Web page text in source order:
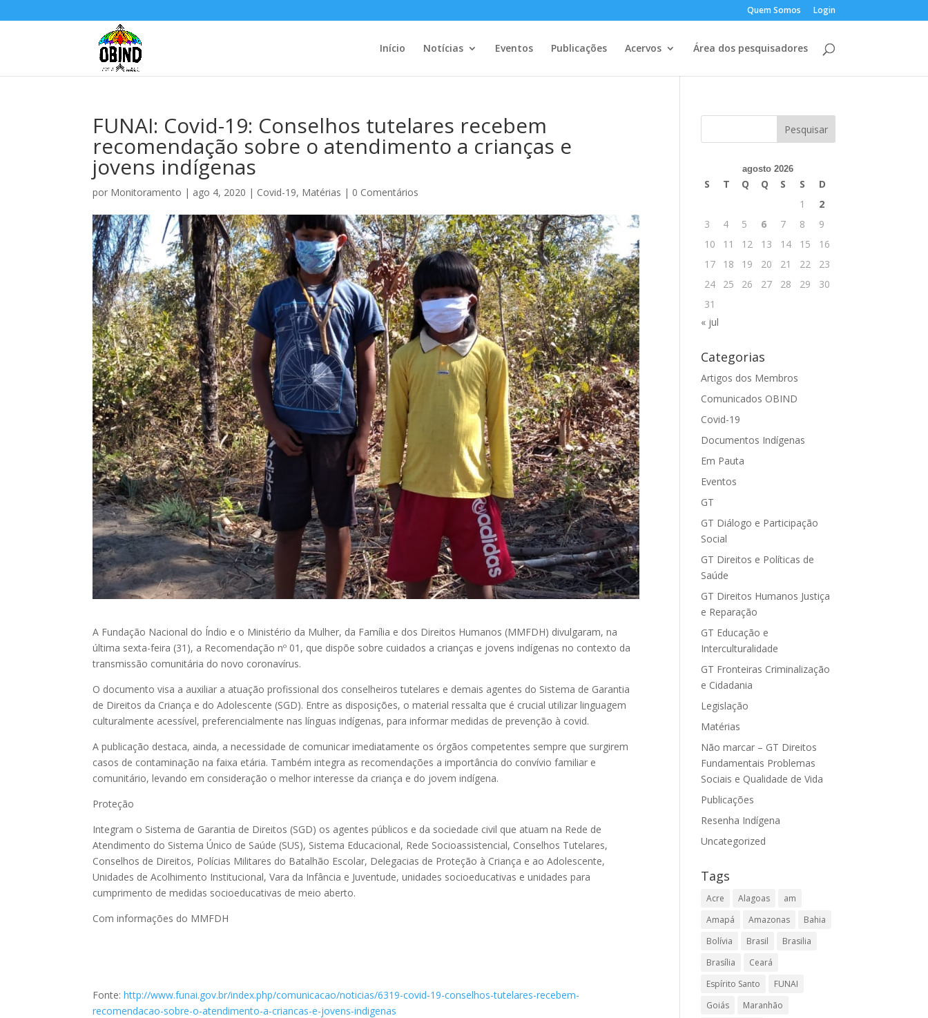
Quem Somos Login
Início Notícias Eventos Publicações Acervos Área dos pesquisadores
FUNAI: Covid-19: Conselhos tutelares recebem
recomendação sobre o atendimento a crianças e
jovens indígenas
por Monitoramento | ago 4, 2020 | Covid-19, Matérias | 0 Comentários
A Fundação Nacional do Índio e o Ministério da Mulher, da Família e dos Direitos Humanos (MMFDH) divulgaram, na
última sexta-feira (31), a Recomendação nº 01, que dispõe sobre cuidados a crianças e jovens indígenas no contexto da
transmissão comunitária do novo coronavírus.
O documento visa a auxiliar a atuação profissional dos conselheiros tutelares e demais agentes do Sistema de Garantia
de Direitos da Criança e do Adolescente (SGD). Entre as disposições, o material ressalta que é crucial utilizar linguagem
culturalmente acessível, preferencialmente nas línguas indígenas, para informar medidas de prevenção à covid.
A publicação destaca, ainda, a necessidade de comunicar imediatamente os órgãos competentes sempre que surgirem
casos de contaminação na faixa etária. Também integra as recomendações a importância do convívio familiar e
comunitário, levando em consideração o melhor interesse da criança e do jovem indígena.
Proteção
Integram o Sistema de Garantia de Direitos (SGD) os agentes públicos e da sociedade civil que atuam na Rede de
Atendimento do Sistema Único de Saúde (SUS), Sistema Educacional, Rede Socioassistencial, Conselhos Tutelares,
Conselhos de Direitos, Polícias Militares do Batalhão Escolar, Delegacias de Proteção à Criança e ao Adolescente,
Unidades de Acolhimento Institucional, Vara da Infância e Juventude, unidades socioeducativas e unidades para
cumprimento de medidas socioeducativas de meio aberto.
Com informações do MMFDH
Fonte:http://www.funai.gov.br/index.php/comunicacao/noticias/6319-covid-19-conselhos-tutelares-recebem-
recomendacao-sobre-o-atendimento-a-criancas-e-jovens-indigenas
agosto 2026
S T Q Q S S
D
1
2
3
4 5 6 7 8
9
10
11 12 13 14 15
16
17
18 19 20 21 22
23
24
25 26 27 28 29
30
31
« jul
Categorias
Artigos dos Membros
Comunicados OBIND
Covid-19
Documentos Indígenas
Em Pauta
Eventos
GT
GT Diálogo e Participação
Social
GT Direitos e Políticas de
Saúde
GT Direitos Humanos Justiça
e Reparação
GT Educação e
Interculturalidade
GT Fronteiras Criminalização
e Cidadania
Legislação
Matérias
Não marcar – GT Direitos
Fundamentais Problemas
Sociais e Qualidade de Vida
Publicações
Resenha Indígena
Uncategorized
Tags
Acre Alagoas
am
Amapá
Amazonas
Bahia
Bolívia
Brasil
Brasilia
Brasília
Ceará
Espírito Santo
FUNAI
Goiás
Maranhão